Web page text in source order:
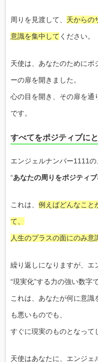
周りを見渡して、 天からの
意識を集中して ください。
天使は、あなたのためにポ
ーの扉を開きました。
心の目を開き、その扉を通
です。
すべてをポジティブに
エンジェルナンバー1111
“あなたの周りをポジティ
これは、 例えばどんなこと
て、
人生のプラスの面にのみ意
繰り返しになりますが、エ
“現実化”する力の強い数字で
これは、あなたが何に意識
も悪いものでも、
すぐに現実のものとなって
天使はあなたに、エンジェ